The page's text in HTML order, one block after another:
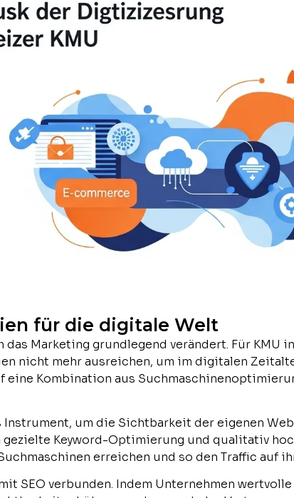
für die digitale Welt
Marketing grundlegend verändert. Für KMU
nicht mehr ausreichen, um im digitalen
Kombination aus
Instrument, um die Sichtbarkeit der eigenen
gezielte Keyword-Optimierung und qualitativ
erreichen und so den Traffic auf
SEO verbunden. Indem Unternehmen